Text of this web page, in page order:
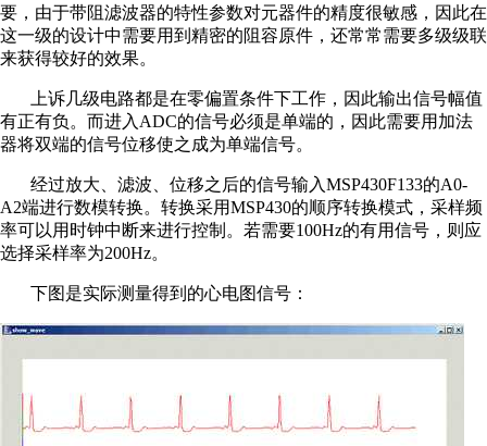
要，由于带阻滤波器的特性参数对元器件的精度很敏感，因此在
这一级的设计中需要用到精密的阻容原件，还常常需要多级级联
来获得较好的效果。
上诉几级电路都是在零偏置条件下工作，因此输出信号幅值
有正有负。而进入ADC的信号必须是单端的，因此需要用加法
器将双端的信号位移使之成为单端信号。
经过放大、滤波、位移之后的信号输入MSP430F133的A0-
A2端进行数模转换。转换采用MSP430的顺序转换模式，采样频
率可以用时钟中断来进行控制。若需要100Hz的有用信号，则应
选择采样率为200Hz。
下图是实际测量得到的心电图信号：